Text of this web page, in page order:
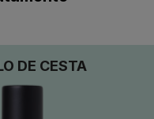
DE CESTA